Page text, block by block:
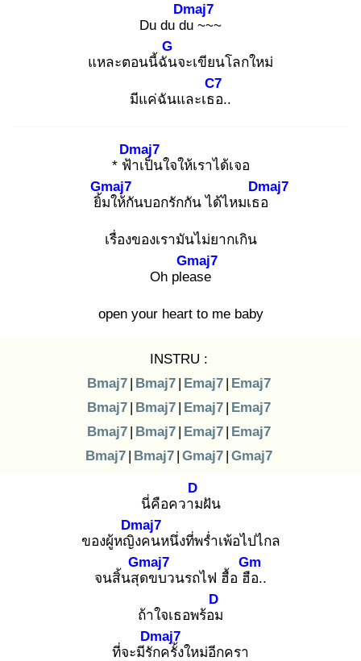
Du du du
Dmaj7
~~~
แหละตอนนี้ฉัน
G
จะเขียนโลกใหม่
มีแค่ฉันและเธอ
C7
..
* ฟ้า
Dmaj7
เป็นใจให้เราได้เจอ
ยิ้ม
Gmaj7
ให้กันบอกรักกัน ได้ไหมเธอ
Dmaj7
เรื่องของเรามันไม่ยากเกิน
Oh plea
Gmaj7
se
open your heart to me baby
INSTRU :
Bmaj7 | Bmaj7 | Emaj7 | Emaj7
Bmaj7 | Bmaj7 | Emaj7 | Emaj7
Bmaj7 | Bmaj7 | Emaj7 | Emaj7
Bmaj7 | Bmaj7 | Gmaj7 | Gmaj7
นี่คือความ
D
ฝัน
ของผู้หญิง
Dmaj7
คนหนึ่งที่พร่ำเพ้อไปไกล
จนสิ้นสุด
Gmaj7
ขบวนรถไฟ ฮื้อ ฮือ
Gm
..
ถ้าใจเธอพร้อม
D
ที่จะมีรัก
Dmaj7
ครั้งใหม่อีกครา